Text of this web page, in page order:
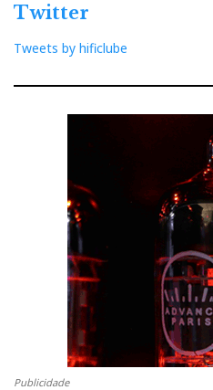
Twitter
Tweets by hificlube
Publicidade